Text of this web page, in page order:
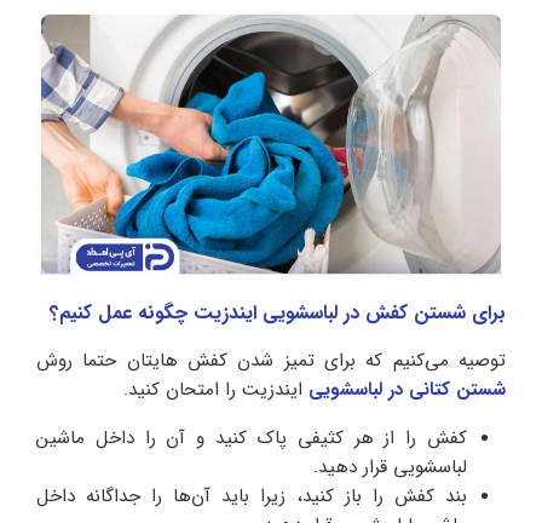
برای شستن کفش در لباسشویی ایندزیت چگونه عمل کنیم؟
توصیه می‌کنیم که برای تمیز شدن کفش هایتان حتما روش
شستن کتانی در لباسشویی ایندزیت را امتحان کنید.
کفش را از هر کثیفی پاک کنید و آن را داخل ماشین
لباسشویی قرار دهید.
بند کفش را باز کنید، زیرا باید آن‌ها را جداگانه داخل